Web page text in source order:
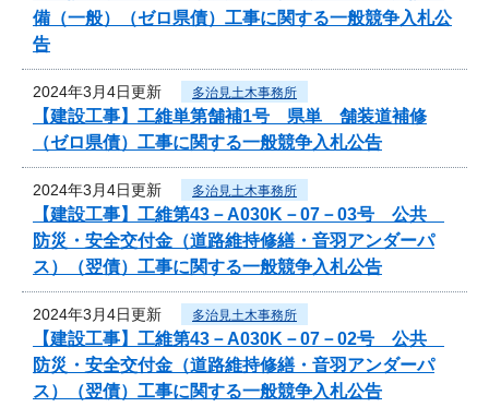
備（一般）（ゼロ県債）工事に関する一般競争入札公
告
2024年3月4日更新 多治見土木事務所
【建設工事】工維単第舗補1号 県単 舗装道補修
（ゼロ県債）工事に関する一般競争入札公告
2024年3月4日更新 多治見土木事務所
【建設工事】工維第43－A030K－07－03号 公共
防災・安全交付金（道路維持修繕・音羽アンダーパ
ス）（翌債）工事に関する一般競争入札公告
2024年3月4日更新 多治見土木事務所
【建設工事】工維第43－A030K－07－02号 公共
防災・安全交付金（道路維持修繕・音羽アンダーパ
ス）（翌債）工事に関する一般競争入札公告